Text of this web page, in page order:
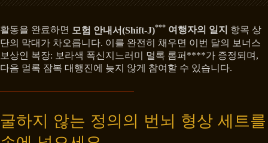
활동을 완료하면 모험 안내서(Shift-J)*** 여행자의 일지 항목 상
단의 막대가 차오릅니다. 이를 완전히 채우면 이번 달의 보너스
보상인 복장: 보라색 폭신지느러미 멀록 롬퍼****가 증정되며,
다음 멀록 잠복 대행진에 늦지 않게 참여할 수 있습니다.
굴하지 않는 정의의 번뇌 형상 세트를